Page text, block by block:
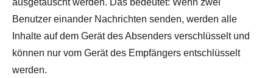
ausgetauscht werden. Das bedeutet: Wenn zwei
Benutzer einander Nachrichten senden, werden alle
Inhalte auf dem Gerät des Absenders verschlüsselt und
können nur vom Gerät des Empfängers entschlüsselt
werden.